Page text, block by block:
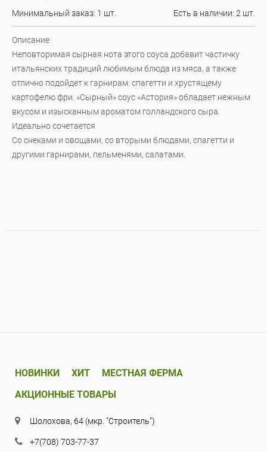
Минимальный заказ: 1 шт.
Есть в наличии: 2 шт.
Описание
Неповторимая сырная нота этого соуса добавит частичку
итальянских традиций любимым блюда из мяса, а также
отлично подойдет к гарнирам: спагетти и хрустящему
картофелю фри. «Сырный» соус «Астория» обладает нежным
вкусом и изысканным ароматом голландского сыра.
Идеально сочетается
Со снеками и овощами, со вторыми блюдами, спагетти и
другими гарнирами, пельменями, салатами.
НОВИНКИ ХИТ
МЕСТНАЯ ФЕРМА
АКЦИОННЫЕ ТОВАРЫ
Шолохова, 64 (мкр. "Строитель")
+7(708) 703-77-37